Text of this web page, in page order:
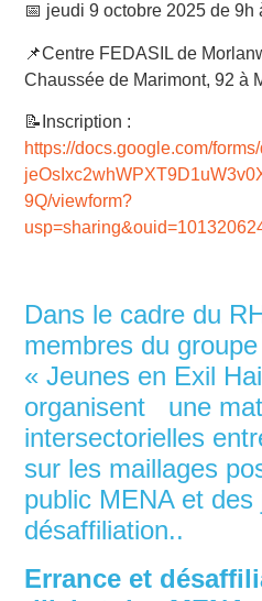
📅 jeudi 9 octobre 2025 de 9h
📌Centre FEDASIL de
Chaussée de Marimont, 92 à
📝Inscription :
https://docs.google.com/
9Q/viewform?
Dans le cadre du
membres du
« Jeunes en Exil
organisent une
intersectorielles
sur les maillages
public MENA et des
désaffiliation..
Errance et